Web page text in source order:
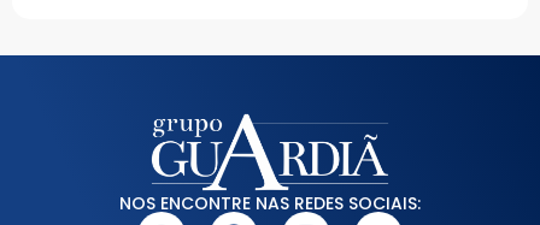
NOS ENCONTRE NAS REDES SOCIAIS: